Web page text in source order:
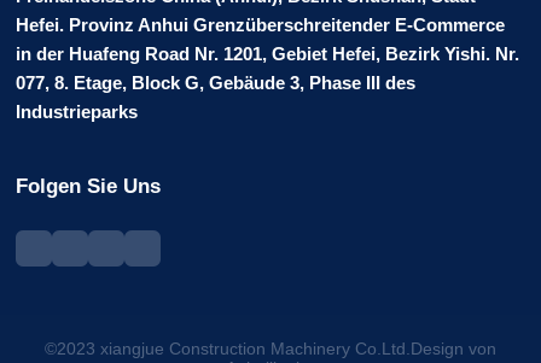
Hefei. Provinz Anhui Grenzüberschreitender E-Commerce
in der Huafeng Road Nr. 1201, Gebiet Hefei, Bezirk Yishi. Nr.
077, 8. Etage, Block G, Gebäude 3, Phase III des
Industrieparks
Folgen Sie Uns
©2023 xiangjue Construction Machinery Co.Ltd.Design von